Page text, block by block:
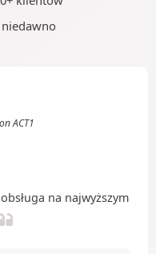
ACT1
na najwyższym